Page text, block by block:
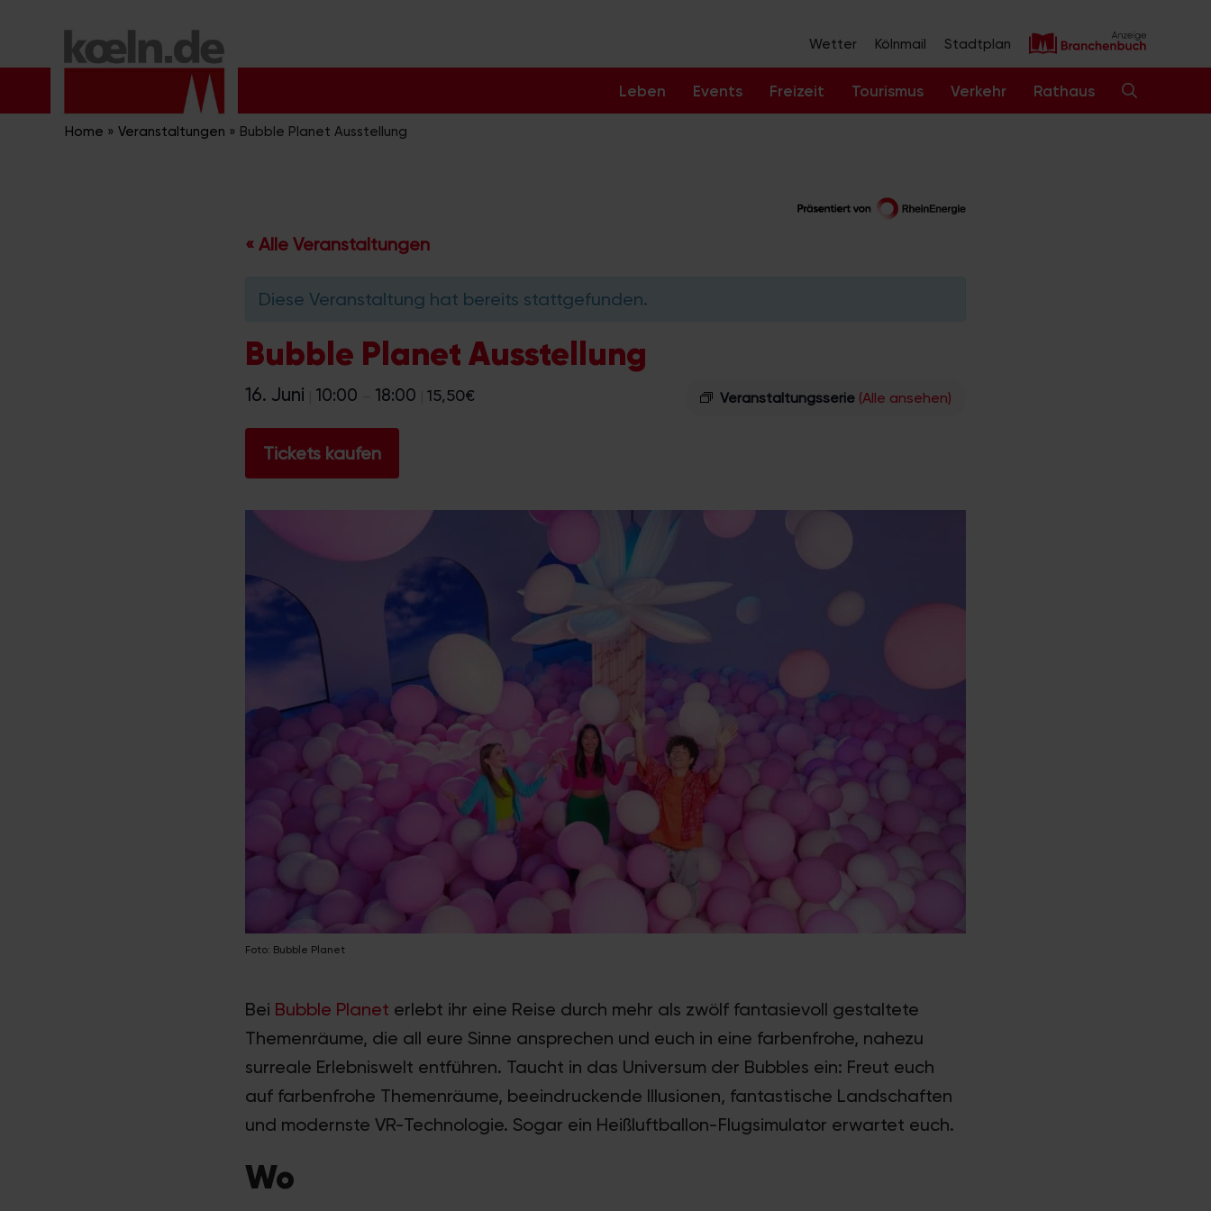
Inhalt
Wetter Kölnmail Stadtplan
Leben Events Freizeit Tourismus Verkehr Rathaus
Home » Veranstaltungen » Bubble Planet Ausstellung
« Alle Veranstaltungen
Diese Veranstaltung hat bereits stattgefunden.
Bubble Planet Ausstellung
Veranstaltungsserie (Alle ansehen)
16. Juni 10:00 18:00 15,50€
Tickets kaufen
Foto: Bubble Planet
Bei Bubble Planet erlebt ihr eine Reise durch mehr als zwölf fantasievoll gestaltete
Themenräume, die all eure Sinne ansprechen und euch in eine farbenfrohe, nahezu
surreale Erlebniswelt entführen. Taucht in das Universum der Bubbles ein: Freut euch
auf farbenfrohe Themenräume, beeindruckende Illusionen, fantastische Landschaften
und modernste VR-Technologie. Sogar ein Heißluftballon-Flugsimulator erwartet euch.
Wo